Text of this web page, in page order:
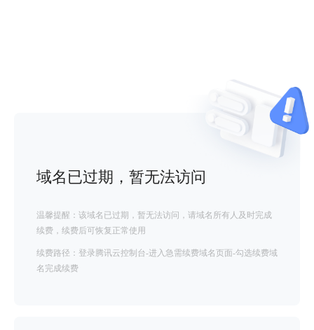
域名已过期，暂无法访问
温馨提醒：该域名已过期，暂无法访问，请域名所有人及时完成
续费，续费后可恢复正常使用
续费路径：登录腾讯云控制台-进入急需续费域名页面-勾选续费域
名完成续费